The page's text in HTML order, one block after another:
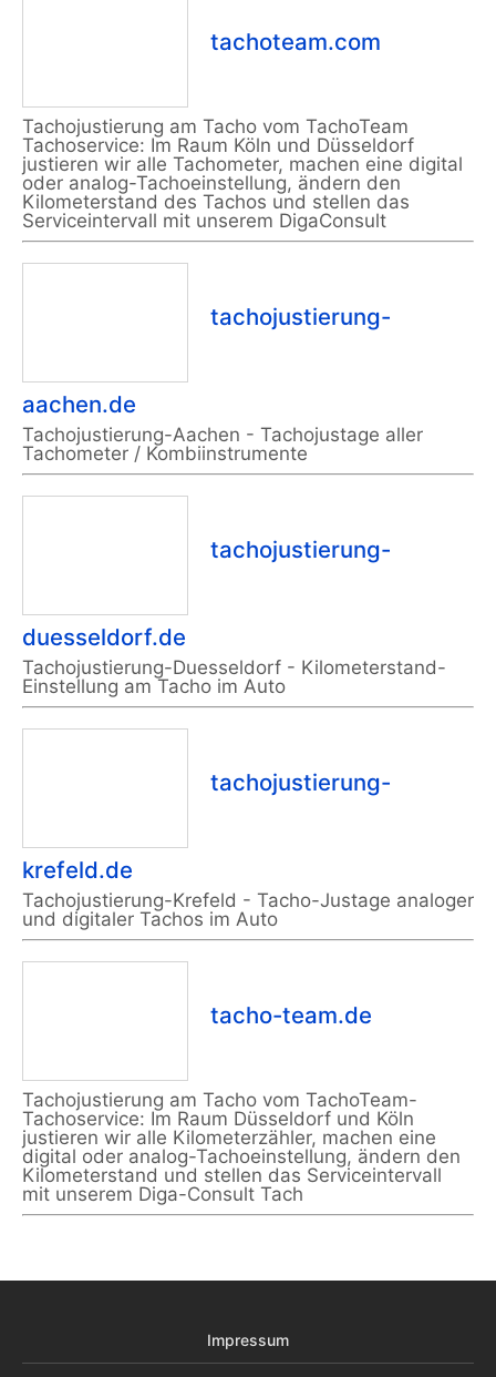
tachoteam.com
Tachojustierung am Tacho vom TachoTeam
Tachoservice: Im Raum Köln und Düsseldorf
justieren wir alle Tachometer, machen eine digital
oder analog-Tachoeinstellung, ändern den
Kilometerstand des Tachos und stellen das
Serviceintervall mit unserem DigaConsult
tachojustierung-
aachen.de
Tachojustierung-Aachen - Tachojustage aller
Tachometer / Kombiinstrumente
tachojustierung-
duesseldorf.de
Tachojustierung-Duesseldorf - Kilometerstand-
Einstellung am Tacho im Auto
tachojustierung-
krefeld.de
Tachojustierung-Krefeld - Tacho-Justage analoger
und digitaler Tachos im Auto
tacho-team.de
Tachojustierung am Tacho vom TachoTeam-
Tachoservice: Im Raum Düsseldorf und Köln
justieren wir alle Kilometerzähler, machen eine
digital oder analog-Tachoeinstellung, ändern den
Kilometerstand und stellen das Serviceintervall
mit unserem Diga-Consult Tach
Impressum